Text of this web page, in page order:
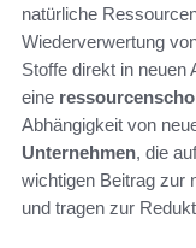
natürliche
Wiederverwertung
Stoffe direkt in neuen
eine
Abhängigkeit von
Unternehmen, die
wichtigen Beitrag zur
und tragen zur